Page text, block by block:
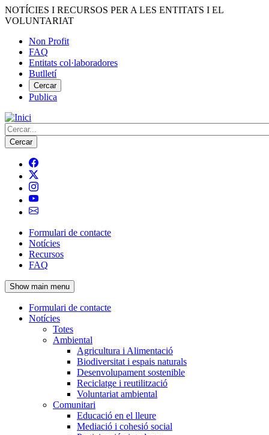
Vés
al
NOTÍCIES I RECURSOS PER A LES ENTITATS I EL
VOLUNTARIAT
Menú
del
compte
d'usuari
Non Profit
FAQ
Entitats col·laboradores
Butlletí
Cercar
Publica
Cerca
Navegació
principal
de
l'encapçalament
Formulari de contacte
Notícies
Recursos
FAQ
Show main menu
Navegació
principal
Formulari de contacte
Notícies
Totes
Ambiental
Agricultura i Alimentació
Biodiversitat i espais naturals
Desenvolupament sostenible
Reciclatge i reutilització
Voluntariat ambiental
Comunitari
Educació en el lleure
Mediació i cohesió social